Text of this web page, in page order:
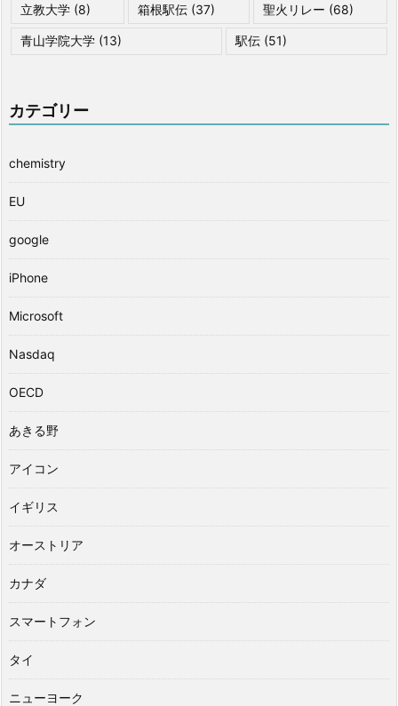
立教大学 (8) 箱根駅伝 (37) 聖火リレー (68)
青山学院大学 (13) 駅伝 (51)
カテゴリー
chemistry
EU
google
iPhone
Microsoft
Nasdaq
OECD
あきる野
アイコン
イギリス
オーストリア
カナダ
スマートフォン
タイ
ニューヨーク